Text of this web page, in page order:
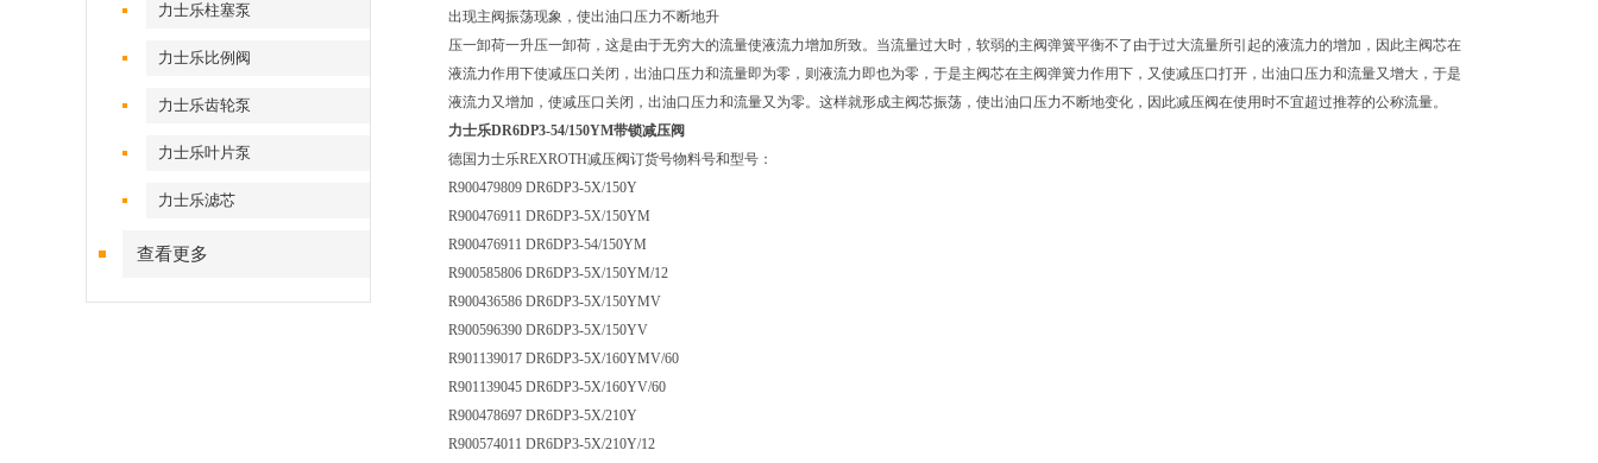
力士乐柱塞泵
力士乐比例阀
力士乐齿轮泵
力士乐叶片泵
力士乐滤芯
查看更多
出现主阀振荡现象，使出油口压力不断地升
压一卸荷一升压一卸荷，这是由于无穷大的流量使液流力增加所致。当流量过大时，软弱的主阀弹簧平衡不了由于过大流量所引起的液流力的增加，因此主阀芯在
液流力作用下使减压口关闭，出油口压力和流量即为零，则液流力即也为零，于是主阀芯在主阀弹簧力作用下，又使减压口打开，出油口压力和流量又增大，于是
液流力又增加，使减压口关闭，出油口压力和流量又为零。这样就形成主阀芯振荡，使出油口压力不断地变化，因此减压阀在使用时不宜超过推荐的公称流量。
力士乐DR6DP3-54/150YM带锁减压阀
德国力士乐REXROTH减压阀订货号物料号和型号：
R900479809 DR6DP3-5X/150Y
R900476911 DR6DP3-5X/150YM
R900476911 DR6DP3-54/150YM
R900585806 DR6DP3-5X/150YM/12
R900436586 DR6DP3-5X/150YMV
R900596390 DR6DP3-5X/150YV
R901139017 DR6DP3-5X/160YMV/60
R901139045 DR6DP3-5X/160YV/60
R900478697 DR6DP3-5X/210Y
R900574011 DR6DP3-5X/210Y/12